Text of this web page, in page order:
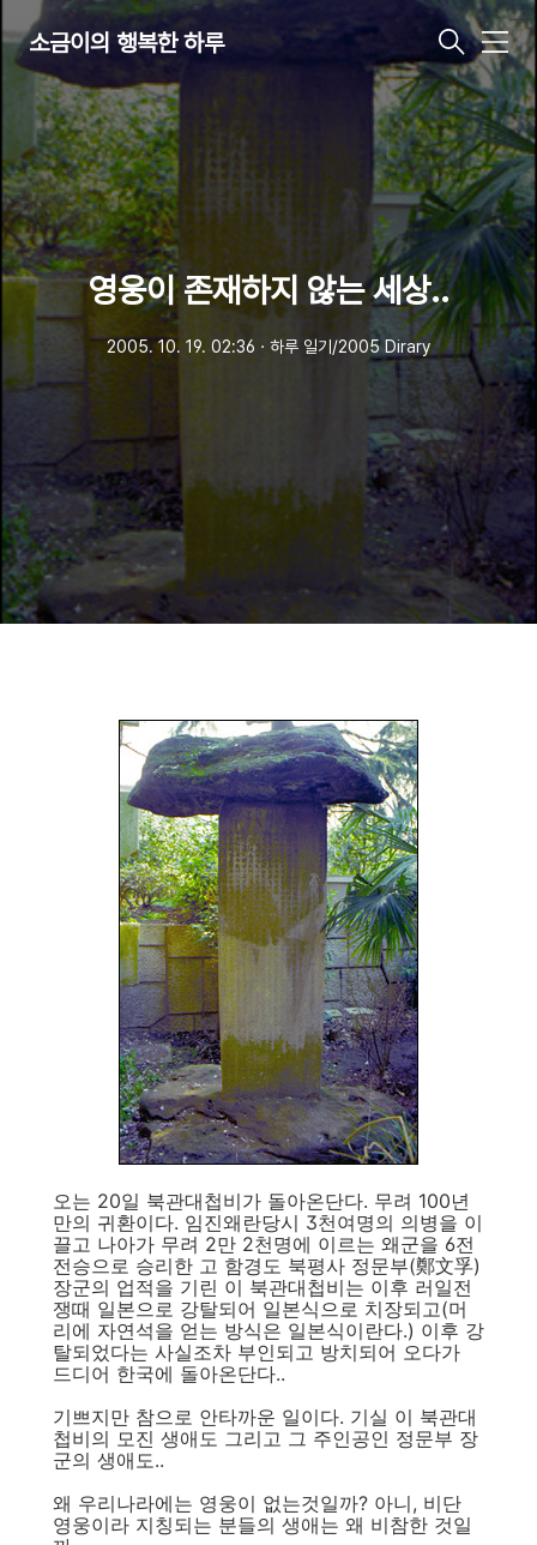
소금이의 행복한 하루
메
뉴
영웅이 존재하지 않는 세상..
2005. 10. 19. 02:36 ㆍ 하루 일기/2005 Dirary
오는 20일 북관대첩비가 돌아온단다. 무려 100년
만의 귀환이다. 임진왜란당시 3천여명의 의병을 이
끌고 나아가 무려 2만 2천명에 이르는 왜군을 6전
전승으로 승리한 고 함경도 북평사 정문부(鄭文孚)
장군의 업적을 기린 이 북관대첩비는 이후 러일전
쟁때 일본으로 강탈되어 일본식으로 치장되고(머
리에 자연석을 얻는 방식은 일본식이란다.) 이후 강
탈되었다는 사실조차 부인되고 방치되어 오다가
드디어 한국에 돌아온단다..
기쁘지만 참으로 안타까운 일이다. 기실 이 북관대
첩비의 모진 생애도 그리고 그 주인공인 정문부 장
군의 생애도..
왜 우리나라에는 영웅이 없는것일까? 아니, 비단
영웅이라 지칭되는 분들의 생애는 왜 비참한 것일